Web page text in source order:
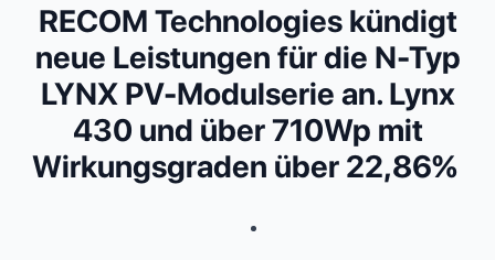
RECOM Technologies kündigt
neue Leistungen für die N-Typ
LYNX PV-Modulserie an. Lynx
430 und über 710Wp mit
Wirkungsgraden über 22,86%